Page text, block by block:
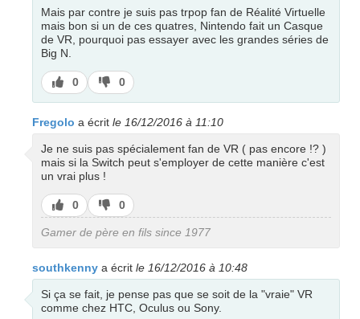
Mais par contre je suis pas trpop fan de Réalité Virtuelle
mais bon si un de ces quatres, Nintendo fait un Casque
de VR, pourquoi pas essayer avec les grandes séries de
Big N.
J’aime
0
J’aime
pas
0
Fregolo a écrit le 16/12/2016 à 11:10
Je ne suis pas spécialement fan de VR ( pas encore !? )
mais si la Switch peut s'employer de cette manière c'est
un vrai plus !
J’aime
0
J’aime
pas
0
Gamer de père en fils since 1977
southkenny a écrit le 16/12/2016 à 10:48
Si ça se fait, je pense pas que se soit de la "vraie" VR
comme chez HTC, Oculus ou Sony.